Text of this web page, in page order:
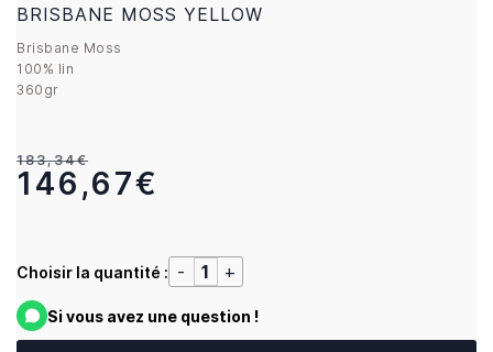
BRISBANE MOSS YELLOW
Brisbane Moss
100% lin
360gr
146,67€
183,34€
Choisir la quantité :
Si vous avez une question !